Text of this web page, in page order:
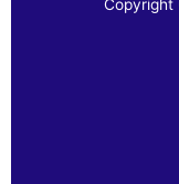
Copyright